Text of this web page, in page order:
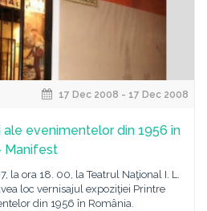
17 Dec 2008 - 17 Dec 2008
ale evenimentelor din 1956 în
Manifest
la ora 18. 00, la Teatrul Naţional I. L.
loc vernisajul expoziţiei Printre
din 1956 în România.